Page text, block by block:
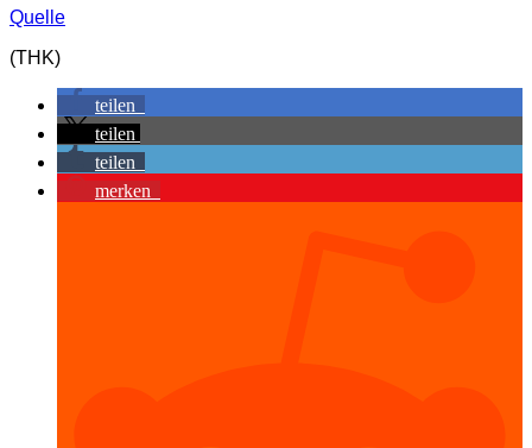
Quelle
(THK)
teilen
teilen
teilen
merken